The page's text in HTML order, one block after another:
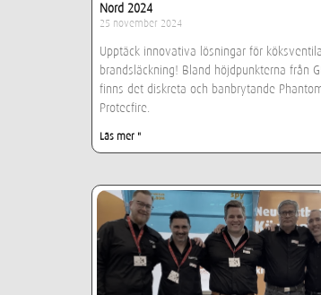
Nord 2024
25 november 2024
Upptäck innovativa lösningar för
brandsläckning! Bland höjdpunkterna från
finns det diskreta och banbrytande
Protecfire.
Läs mer "